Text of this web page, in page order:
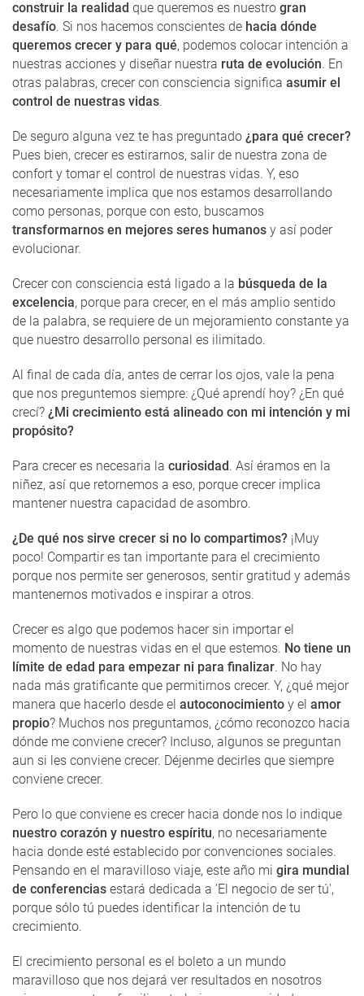
construir la realidad que queremos es nuestro gran
desafío. Si nos hacemos conscientes de hacia dónde
queremos crecer y para qué, podemos colocar intención a
nuestras acciones y diseñar nuestra ruta de evolución. En
otras palabras, crecer con consciencia significa asumir el
control de nuestras vidas.
De seguro alguna vez te has preguntado ¿para qué crecer?
Pues bien, crecer es estirarnos, salir de nuestra zona de
confort y tomar el control de nuestras vidas. Y, eso
necesariamente implica que nos estamos desarrollando
como personas, porque con esto, buscamos
transformarnos en mejores seres humanos y así poder
evolucionar.
Crecer con consciencia está ligado a la búsqueda de la
excelencia, porque para crecer, en el más amplio sentido
de la palabra, se requiere de un mejoramiento constante ya
que nuestro desarrollo personal es ilimitado.
Al final de cada día, antes de cerrar los ojos, vale la pena
que nos preguntemos siempre: ¿Qué aprendí hoy? ¿En qué
crecí? ¿Mi crecimiento está alineado con mi intención y mi
propósito?
Para crecer es necesaria la curiosidad. Así éramos en la
niñez, así que retornemos a eso, porque crecer implica
mantener nuestra capacidad de asombro.
¿De qué nos sirve crecer si no lo compartimos? ¡Muy
poco! Compartir es tan importante para el crecimiento
porque nos permite ser generosos, sentir gratitud y además
mantenernos motivados e inspirar a otros.
Crecer es algo que podemos hacer sin importar el
momento de nuestras vidas en el que estemos. No tiene un
límite de edad para empezar ni para finalizar. No hay
nada más gratificante que permitirnos crecer. Y, ¿qué mejor
manera que hacerlo desde el autoconocimiento y el amor
propio? Muchos nos preguntamos, ¿cómo reconozco hacia
dónde me conviene crecer? Incluso, algunos se preguntan
aun si les conviene crecer. Déjenme decirles que siempre
conviene crecer.
Pero lo que conviene es crecer hacia donde nos lo indique
nuestro corazón y nuestro espíritu, no necesariamente
hacia donde esté establecido por convenciones sociales.
Pensando en el maravilloso viaje, este año mi gira mundial
de conferencias estará dedicada a 'El negocio de ser tú',
porque sólo tú puedes identificar la intención de tu
crecimiento.
El crecimiento personal es el boleto a un mundo
maravilloso que nos dejará ver resultados en nosotros